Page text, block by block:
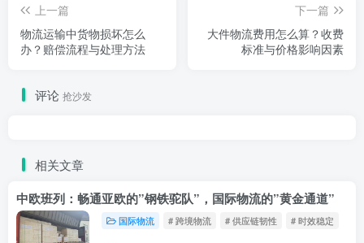
上一篇
物流运输中货物损坏怎么
办？赔偿流程与处理方法
下一篇
大件物流费用怎么算？收费
标准与价格影响因素
评论 抢沙发
相关文章
中欧班列：畅通亚欧的”钢铁驼队”，国际物流的”黄金通道”
国际物流 # 跨境物流 # 供应链韧性 # 时效稳定